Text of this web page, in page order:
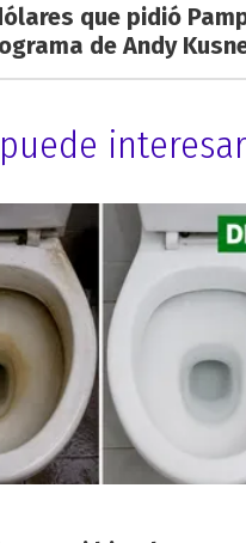
que pidió
de Andy
interesar